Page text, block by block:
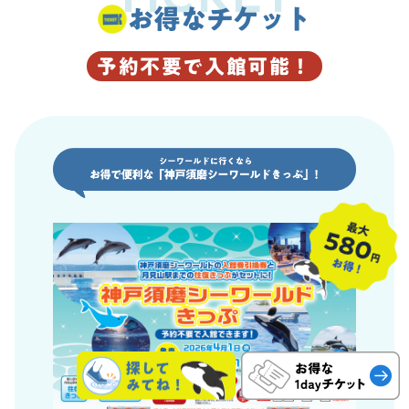
お得なチケット
予約不要で入館可能！